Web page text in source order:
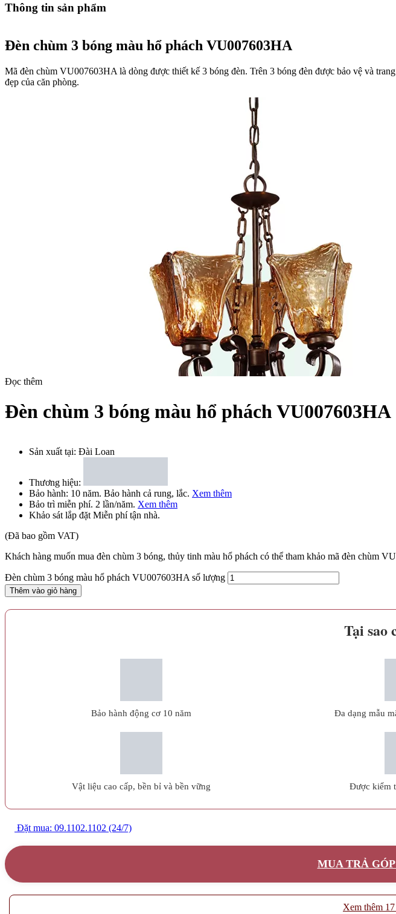
Thông tin sản phẩm
Đèn chùm 3 bóng màu hổ phách VU007603HA
Mã đèn chùm VU007603HA là dòng được thiết kế 3 bóng đèn. Trên 3 bóng đèn được bảo vệ và
đẹp của căn phòng.
Khung đèn được làm bằng thép, sơn bên ngoài lớp sơn tĩnh điện, màu sơn cổ dễ kết hợp với nhiều
Những tay đèn được uốn cong, không trang trí hay tạo hình cầu kì. Nhìn tổng thể đèn chùm rất đẹp
Khách hàng có nhu cầu mua đèn chùm vui lòng liên hệ MR.VU để được phục vụ tốt nhất.
Đọc thêm
Đèn chùm 3 bóng màu hổ phách VU007603HA
Sản xuất tại: Đài Loan
Thương hiệu:
Bảo hành: 10 năm. Bảo hành cả rung, lắc. Xem thêm
Bảo trì miễn phí. 2 lần/năm. Xem thêm
Khảo sát lắp đặt Miễn phítận nhà.
(Đã bao gồm VAT)
Khách hàng muốn mua đèn chùm 3 bóng, thủy tinh màu hổ phách có thể tham khảo mã đèn chùm
Đèn chùm 3 bóng màu hổ phách VU007603HA số lượng
Thêm vào giỏ hàng
Tại sao
Bảo hành động cơ 10 năm Đa dạng mẫu
Vật liệu cao cấp, bền bỉ và bền vững Được kiểm
Đặt mua: 09.1102.1102 (24/7)
MUA TRẢ
Xem thêm